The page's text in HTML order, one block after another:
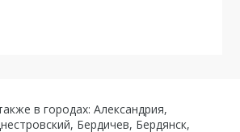
в городах: Александрия,
Бердичев, Бердянск,